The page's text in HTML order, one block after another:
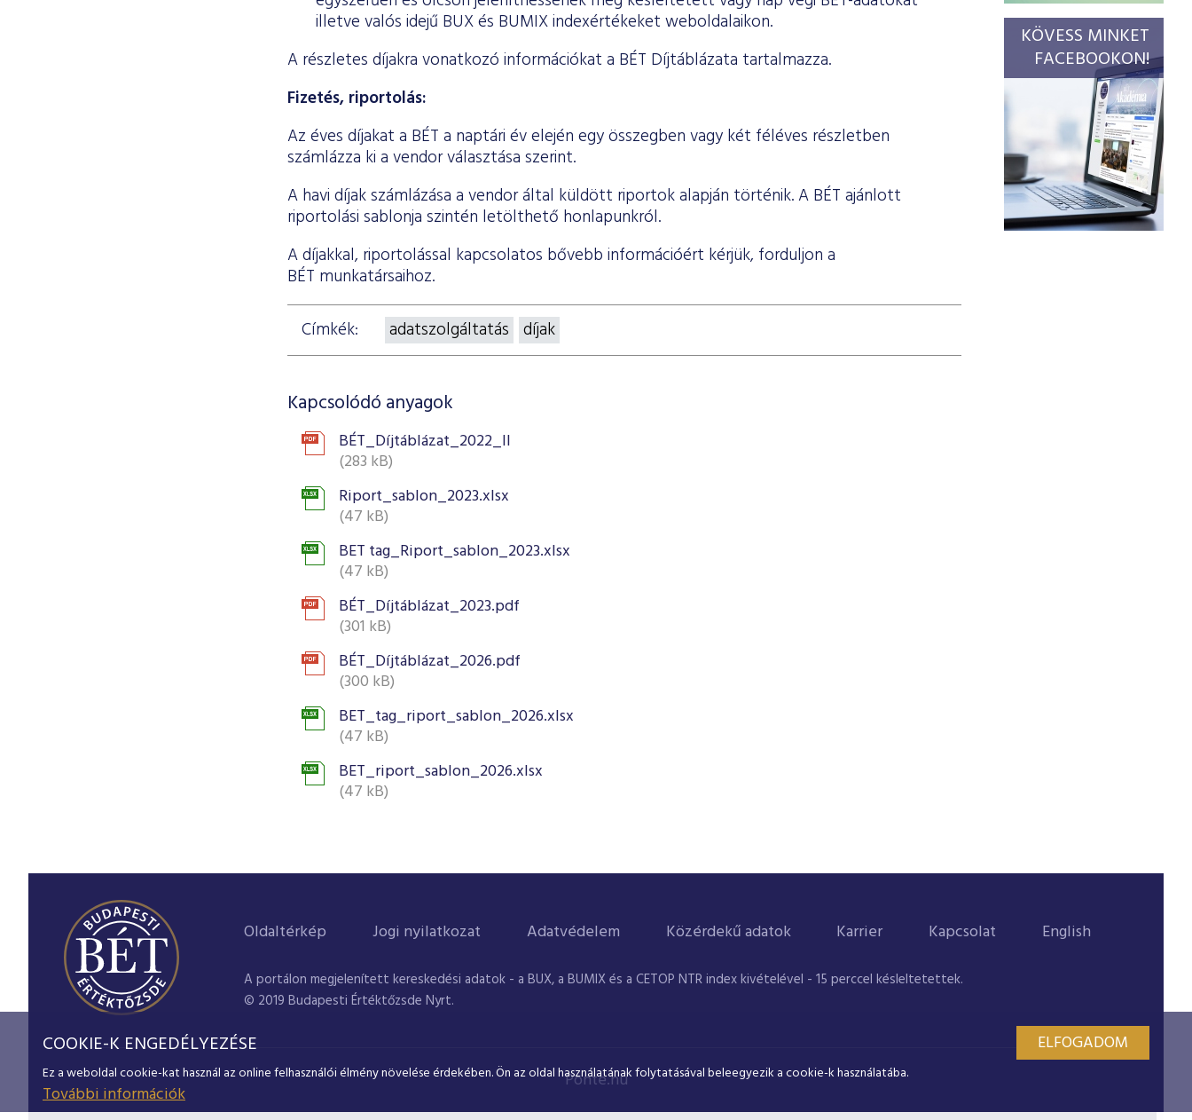
illetve valós idejű BUX és BUMIX indexértékeket weboldalaikon.
A részletes díjakra vonatkozó információkat a BÉT Díjtáblázata tartalmazza.
Fizetés, riportolás:
Az éves díjakat a BÉT a naptári év elején egy összegben vagy két féléves részletben
számlázza ki a vendor választása szerint.
A havi díjak számlázása a vendor által küldött riportok alapján történik. A BÉT ajánlott
riportolási sablonja szintén letölthető honlapunkról.
A díjakkal, riportolással kapcsolatos bővebb információért kérjük, forduljon a
BÉT munkatársaihoz.
Címkék:
adatszolgáltatás díjak
Kapcsolódó anyagok
BÉT_Díjtáblázat_2022_II
(283 kB)
Riport_sablon_2023.xlsx
(47 kB)
BET tag_Riport_sablon_2023.xlsx
(47 kB)
BÉT_Díjtáblázat_2023.pdf
(301 kB)
BÉT_Díjtáblázat_2026.pdf
(300 kB)
BET_tag_riport_sablon_2026.xlsx
(47 kB)
BET_riport_sablon_2026.xlsx
(47 kB)
KÖVESS MINKET
FACEBOOKON!
Oldaltérkép Jogi nyilatkozat Adatvédelem Közérdekű adatok Karrier Kapcsolat English
A portálon megjelenített kereskedési adatok - a BUX, a BUMIX és a CETOP NTR index kivételével - 15 perccel késleltetettek.
© 2019 Budapesti Értéktőzsde Nyrt.
Ponte.hu
COOKIE-K ENGEDÉLYEZÉSE
Ez a weboldal cookie-kat használ az online felhasználói élmény növelése érdekében. Ön az oldal használatának folytatásával beleegyezik a cookie-k használatába.
További információk
ELFOGADOM